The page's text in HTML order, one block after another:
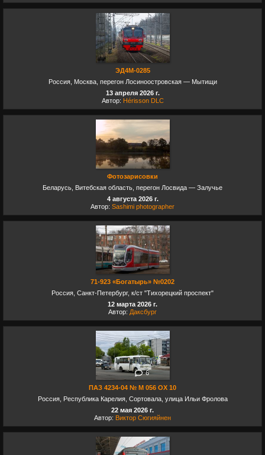
ЭД4М-0285
Россия, Москва, перегон Лосиноостровская — Мытищи
13 апреля 2026 г.
Автор: Hérisson DLC
Фотозарисовки
Беларусь, Витебская область, перегон Лосвида — Залучье
4 августа 2026 г.
Автор: Sashimi photographer
71-923 «Богатырь» №0202
Россия, Санкт-Петербург, к/ст "Тихорецкий проспект"
12 марта 2026 г.
Автор: Даксбург
6
ПАЗ 4234-04 № М 056 ОХ 10
Россия, Республика Карелия, Сортовала, улица Ильи Фролова
22 мая 2026 г.
Автор: Виктор Сюгияйнен